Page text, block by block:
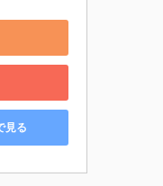
見る